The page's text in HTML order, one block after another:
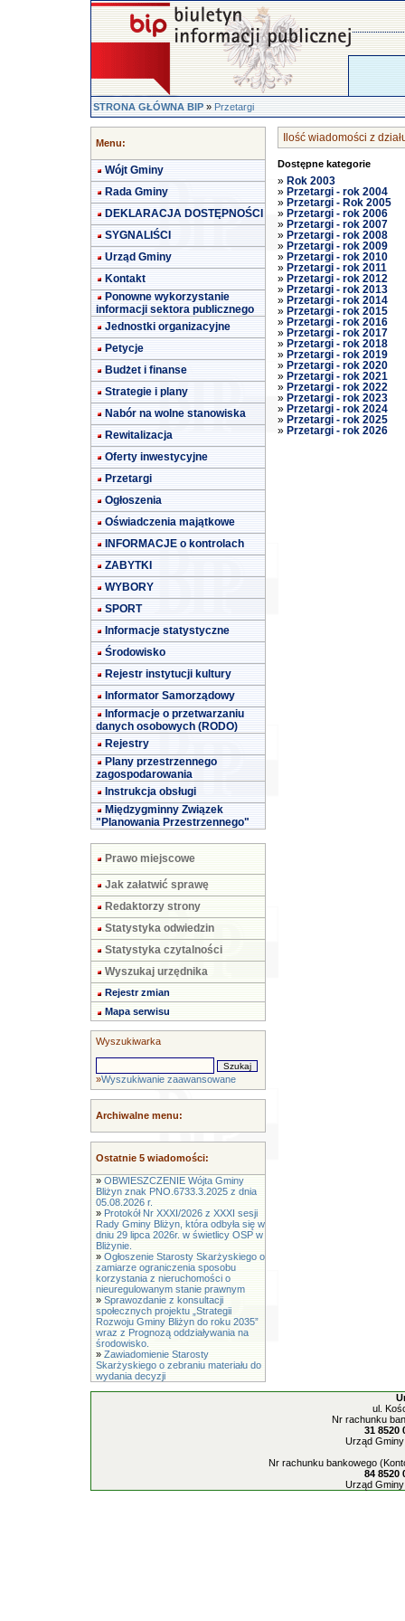
STRONA GŁÓWNA BIP»Przetargi
Menu:
Wójt Gminy
Rada Gminy
DEKLARACJA DOSTĘPNOŚCI
SYGNALIŚCI
Urząd Gminy
Kontakt
Ponowne wykorzystanie
informacji sektora publicznego
Jednostki organizacyjne
Petycje
Budżet i finanse
Strategie i plany
Nabór na wolne stanowiska
Rewitalizacja
Oferty inwestycyjne
Przetargi
Ogłoszenia
Oświadczenia majątkowe
INFORMACJE o kontrolach
ZABYTKI
WYBORY
SPORT
Informacje statystyczne
Środowisko
Rejestr instytucji kultury
Informator Samorządowy
Informacje o przetwarzaniu
danych osobowych (RODO)
Rejestry
Plany przestrzennego
zagospodarowania
Instrukcja obsługi
Międzygminny Związek
"Planowania Przestrzennego"
Prawo miejscowe
Jak załatwić sprawę
Redaktorzy strony
Statystyka odwiedzin
Statystyka czytalności
Wyszukaj urzędnika
Rejestr zmian
Mapa serwisu
Wyszukiwarka
»Wyszukiwanie zaawansowane
Archiwalne menu:
Ostatnie 5 wiadomości:
» OBWIESZCZENIE Wójta Gminy
Bliżyn znak PNO.6733.3.2025 z dnia
05.08.2026 r.
» Protokół Nr XXXI/2026 z XXXI sesji
Rady Gminy Bliżyn, która odbyła się w
dniu 29 lipca 2026r. w świetlicy OSP w
Bliżynie.
» Ogłoszenie Starosty Skarżyskiego o
zamiarze ograniczenia sposobu
korzystania z nieruchomości o
nieuregulowanym stanie prawnym
» Sprawozdanie z konsultacji
społecznych projektu „Strategii
Rozwoju Gminy Bliżyn do roku 2035”
wraz z Prognozą oddziaływania na
środowisko.
» Zawiadomienie Starosty
Skarżyskiego o zebraniu materiału do
wydania decyzji
Ilość wiadomości z
Dostępne kategorie
» Rok 2003
» Przetargi - rok 2004
» Przetargi - Rok 2005
» Przetargi - rok 2006
» Przetargi - rok 2007
» Przetargi - rok 2008
» Przetargi - rok 2009
» Przetargi - rok 2010
» Przetargi - rok 2011
» Przetargi - rok 2012
» Przetargi - rok 2013
» Przetargi - rok 2014
» Przetargi - rok 2015
» Przetargi - rok 2016
» Przetargi - rok 2017
» Przetargi - rok 2018
» Przetargi - rok 2019
» Przetargi - rok 2020
» Przetargi - rok 2021
» Przetargi - rok 2022
» Przetargi - rok 2023
» Przetargi - rok 2024
» Przetargi - rok 2025
» Przetargi - rok 2026
ul.
Nr rachunku
31 8520
Urząd
Nr rachunku bankowego
84 8520
Urząd